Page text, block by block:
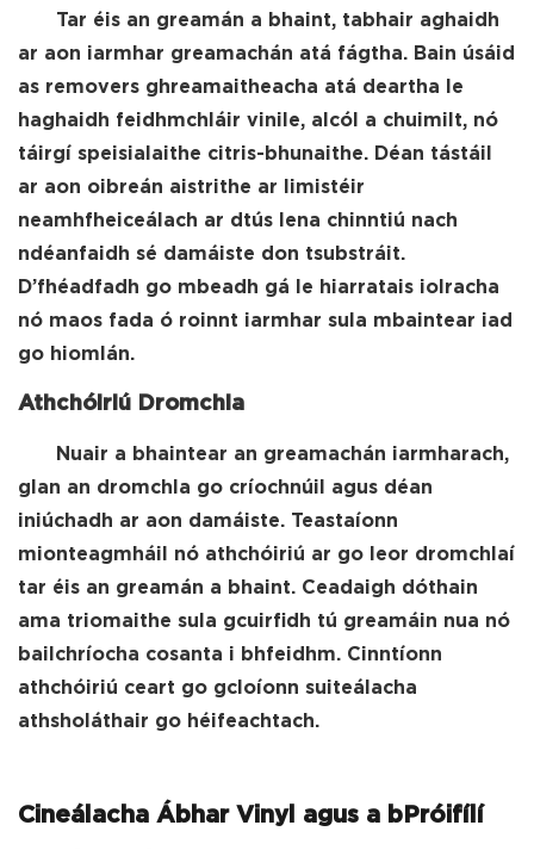
Tar éis an greamán a bhaint, tabhair aghaidh
ar aon iarmhar greamachán atá fágtha. Bain úsáid
as removers ghreamaitheacha atá deartha le
haghaidh feidhmchláir vinile, alcól a chuimilt, nó
táirgí speisialaithe citris-bhunaithe. Déan tástáil
ar aon oibreán aistrithe ar limistéir
neamhfheiceálach ar dtús lena chinntiú nach
ndéanfaidh sé damáiste don tsubstráit.
D’fhéadfadh go mbeadh gá le hiarratais iolracha
nó maos fada ó roinnt iarmhar sula mbaintear iad
go hiomlán.
Athchóiriú Dromchla
Nuair a bhaintear an greamachán iarmharach,
glan an dromchla go críochnúil agus déan
iniúchadh ar aon damáiste. Teastaíonn
mionteagmháil nó athchóiriú ar go leor dromchlaí
tar éis an greamán a bhaint. Ceadaigh dóthain
ama triomaithe sula gcuirfidh tú greamáin nua nó
bailchríocha cosanta i bhfeidhm. Cinntíonn
athchóiriú ceart go gcloíonn suiteálacha
athsholáthair go héifeachtach.
Cineálacha Ábhar Vinyl agus a bPróifílí